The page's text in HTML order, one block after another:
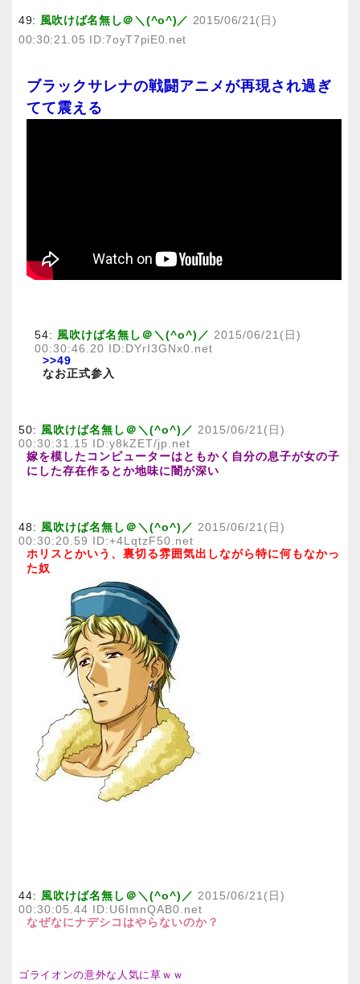
49: 風吹けば名無し＠＼(^o^)／ 2015/06/21(日)
00:30:21.05 ID:7oyT7piE0.net
ブラックサレナの戦闘アニメが再現され過ぎ
てて震える
54: 風吹けば名無し＠＼(^o^)／ 2015/06/21(日)
00:30:46.20 ID:DYrI3GNx0.net
>>49
なお正式参入
50: 風吹けば名無し＠＼(^o^)／ 2015/06/21(日)
00:30:31.15 ID:y8kZET/jp.net
嫁を模したコンピューターはともかく自分の息子が女の子
にした存在作るとか地味に闇が深い
48: 風吹けば名無し＠＼(^o^)／ 2015/06/21(日)
00:30:20.59 ID:+4LqtzF50.net
ホリスとかいう、裏切る雰囲気出しながら特に何もなかっ
た奴
44: 風吹けば名無し＠＼(^o^)／ 2015/06/21(日)
00:30:05.44 ID:U6ImnQAB0.net
なぜなにナデシコはやらないのか？
ゴライオンの意外な人気に草ｗｗ